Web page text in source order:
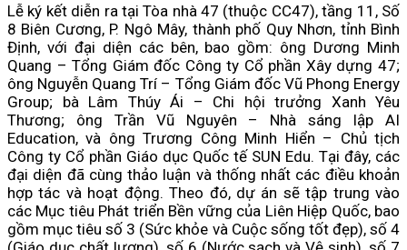
Lễ ký kết diễn ra tại Tòa nhà 47 (thuộc CC47), tầng 11, Số
8 Biên Cương, P. Ngô Mây, thành phố Quy Nhơn, tỉnh Bình
Định, với đại diện các bên, bao gồm: ông Dương Minh
Quang – Tổng Giám đốc Công ty Cổ phần Xây dựng 47;
ông Nguyễn Quang Trí – Tổng Giám đốc Vũ Phong Energy
Group; bà Lâm Thúy Ái – Chi hội trưởng Xanh Yêu
Thương; ông Trần Vũ Nguyên – Nhà sáng lập AI
Education, và ông Trương Công Minh Hiển – Chủ tịch
Công ty Cổ phần Giáo dục Quốc tế SUN Edu. Tại đây, các
đại diện đã cùng thảo luận và thống nhất các điều khoản
hợp tác và hoạt động. Theo đó, dự án sẽ tập trung vào
các Mục tiêu Phát triển Bền vững của Liên Hiệp Quốc, bao
gồm mục tiêu số 3 (Sức khỏe và Cuộc sống tốt đẹp), số 4